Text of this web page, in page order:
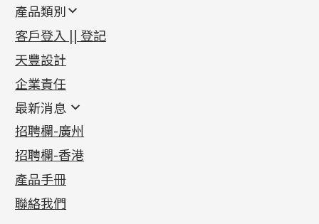
產品類別
新產品
足金系列
足金配件
機織鏈系列
珠仔鏈
镶口链
管狀網鏈
十字車花鏈系列
十字閃O鏈系列
十字錘打鏈系列
側身車花鏈系列
側身鏈系列
首飾配件
耳環類配件
卷迫系列
螺絲迫系列
梅花迫系列
平臺迫系列
綫拍系列
美拍系列
鏈類配件
動感車花吊墜
調節珠系列
生圈扣系列
龍蝦扣系列
鴨俐制系列
其他類配件
珠盤系列
袖口鈕系列
焊片及鐳射綫
空心車花管
珠類配件
無孔光身珠
空心光身珠
無孔批花珠
鑲口類
四爪頭系列
六爪頭系列
車花片
動感車花片
鑲口戒指
鑲口手鏈系列
首飾系列
手镯系列
戒指系列
空心耳環
空心车花管首饰链
空心手鐲系列
貴金屬原料
千足金
記憶金屬系列
記憶戒指
拉簧珠珠手鏈
記憶鈦手鐲
客戶登入 || 登記
天豐設計
企業責任
最新消息
最新消息
各項證書(2)
相片集(9)
展覽會資訊
最新產品資訊
招聘欄-廣州
招聘欄-香港
產品手冊
聯絡我們